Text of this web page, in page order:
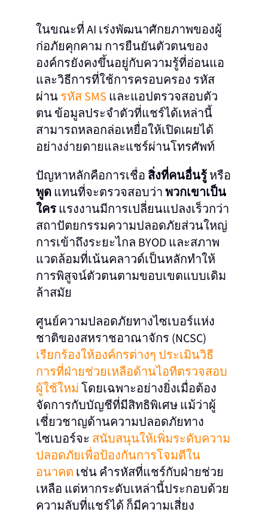
ในขณะที่ AI เร่งพัฒนาศักยภาพของผู้
ก่อภัยคุกคาม การยืนยันตัวตนของ
องค์กรยังคงขึ้นอยู่กับความรู้ที่อ่อนแอ
และวิธีการที่ใช้การครอบครอง รหัส
ผ่านรหัส SMS และแอปตรวจสอบตัว
ตน ข้อมูลประจำตัวที่แชร์ได้เหล่านี้
สามารถหลอกล่อเหยื่อให้เปิดเผยได้
อย่างง่ายดายและแชร์ผ่านโทรศัพท์
ปัญหาหลักคือการเชื่อ สิ่งที่คนอื่นรู้หรือ
พูดแทนที่จะตรวจสอบว่าพวกเขาเป็น
ใครแรงงานมีการเปลี่ยนแปลงเร็วกว่า
สถาปัตยกรรมความปลอดภัยส่วนใหญ่
การเข้าถึงระยะไกล BYOD และสภาพ
แวดล้อมที่เน้นคลาวด์เป็นหลักทำให้
การพิสูจน์ตัวตนตามขอบเขตแบบเดิม
ล้าสมัย
ศูนย์ความปลอดภัยทางไซเบอร์แห่ง
ชาติของสหราชอาณาจักร (NCSC)
เรียกร้องให้องค์กรต่างๆ ประเมินวิธี
การที่ฝ่ายช่วยเหลือด้านไอทีตรวจสอบ
ผู้ใช้ใหม่โดยเฉพาะอย่างยิ่งเมื่อต้อง
จัดการกับบัญชีที่มีสิทธิพิเศษ แม้ว่าผู้
เชี่ยวชาญด้านความปลอดภัยทาง
ไซเบอร์จะ สนับสนุนให้เพิ่มระดับความ
ปลอดภัยเพื่อป้องกันการโจมตีใน
อนาคต เช่น คำรหัสที่แชร์กับฝ่ายช่วย
เหลือ แต่หากระดับเหล่านี้ประกอบด้วย
ความลับที่แชร์ได้ ก็มีความเสี่ยง